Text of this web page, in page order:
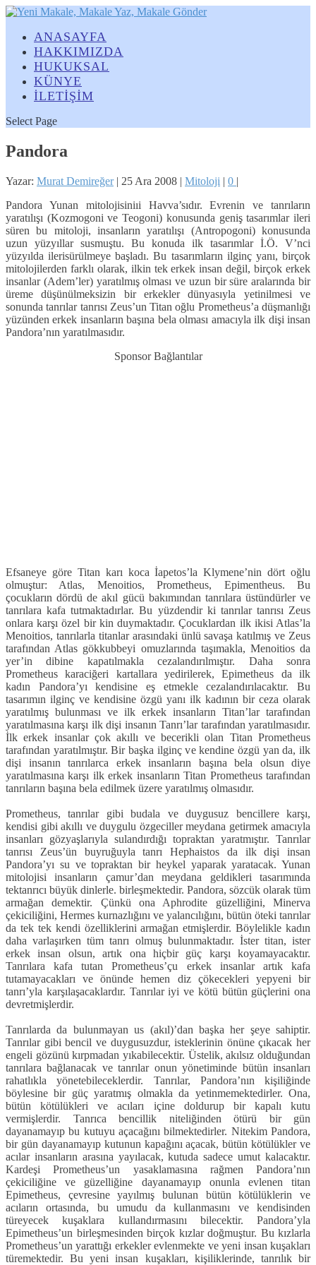
ANASAYFA
HAKKIMIZDA
HUKUKSAL
KÜNYE
İLETİŞİM
Select Page
Pandora
Yazar: Murat Demireğer| 25 Ara 2008 | Mitoloji | 0 |
Pandora Yunan mitolojisiniıi Havva’sıdır. Evrenin ve tanrıların
yaratılışı (Kozmogoni ve Teogoni) konusunda geniş tasarımlar ileri
süren bu mitoloji, insanların yaratılışı (Antropogoni) konusunda
uzun yüzyıllar susmuştu. Bu konuda ilk tasarımlar İ.Ö. V’nci
yüzyılda ilerisürülmeye başladı. Bu tasarımların ilginç yanı, birçok
mitolojilerden farklı olarak, ilkin tek erkek insan değil, birçok erkek
insanlar (Adem’ler) yaratılmış olması ve uzun bir süre aralarında bir
üreme düşünülmeksizin bir erkekler dünyasıyla yetinilmesi ve
sonunda tanrılar tanrısı Zeus’un Titan oğlu Prometheus’a düşmanlığı
yüzünden erkek insanların başına bela olması amacıyla ilk dişi insan
Pandora’nın yaratılmasıdır.
Sponsor Bağlantılar
Efsaneye göre Titan karı koca İapetos’la Klymene’nin dört oğlu
olmuştur: Atlas, Menoitios, Prometheus, Epimentheus. Bu
çocukların dördü de akıl gücü bakımından tanrılara üstündürler ve
tanrılara kafa tutmaktadırlar. Bu yüzdendir ki tanrılar tanrısı Zeus
onlara karşı özel bir kin duymaktadır. Çocuklardan ilk ikisi Atlas’la
Menoitios, tanrılarla titanlar arasındaki ünlü savaşa katılmış ve Zeus
tarafından Atlas gökkubbeyi omuzlarında taşımakla, Menoitios da
yer’in dibine kapatılmakla cezalandırılmıştır. Daha sonra
Prometheus karaciğeri kartallara yedirilerek, Epimetheus da ilk
kadın Pandora’yı kendisine eş etmekle cezalandırılacaktır. Bu
tasarımın ilginç ve kendisine özgü yanı ilk kadının bir ceza olarak
yaratılmış bulunması ve ilk erkek insanların Titan’lar tarafından
yaratılmasına karşı ilk dişi insanın Tanrı’lar tarafından yaratılmasıdır.
İlk erkek insanlar çok akıllı ve becerikli olan Titan Prometheus
tarafından yaratılmıştır. Bir başka ilginç ve kendine özgü yan da, ilk
dişi insanın tanrılarca erkek insanların başına bela olsun diye
yaratılmasına karşı ilk erkek insanların Titan Prometheus tarafından
tanrıların başına bela edilmek üzere yaratılmış olmasıdır.
Prometheus, tanrılar gibi budala ve duygusuz bencillere karşı,
kendisi gibi akıllı ve duygulu özgeciller meydana getirmek amacıyla
insanları gözyaşlarıyla sulandırdığı topraktan yaratmıştır. Tanrılar
tanrısı Zeus’ün buyruğuyla tanrı Hephaistos da ilk dişi insan
Pandora’yı su ve topraktan bir heykel yaparak yaratacak. Yunan
mitolojisi insanların çamur’dan meydana geldikleri tasarımında
tektanrıcı büyük dinlerle. birleşmektedir. Pandora, sözcük olarak tüm
armağan demektir. Çünkü ona Aphrodite güzelliğini, Minerva
çekiciliğini, Hermes kurnazlığını ve yalancılığını, bütün öteki tanrılar
da tek tek kendi özelliklerini armağan etmişlerdir. Böylelikle kadın
daha varlaşırken tüm tanrı olmuş bulunmaktadır. İster titan, ister
erkek insan olsun, artık ona hiçbir güç karşı koyamayacaktır.
Tanrılara kafa tutan Prometheus’çu erkek insanlar artık kafa
tutamayacakları ve önünde hemen diz çökecekleri yepyeni bir
tanrı’yla karşılaşacaklardır. Tanrılar iyi ve kötü bütün güçlerini ona
devretmişlerdir.
Tanrılarda da bulunmayan us (akıl)’dan başka her şeye sahiptir.
Tanrılar gibi bencil ve duygusuzdur, isteklerinin önüne çıkacak her
engeli gözünü kırpmadan yıkabilecektir. Üstelik, akılsız olduğundan
tanrılara bağlanacak ve tanrılar onun yönetiminde bütün insanları
rahatlıkla yönetebileceklerdir. Tanrılar, Pandora’nın kişiliğinde
böylesine bir güç yaratmış olmakla da yetinmemektedirler. Ona,
bütün kötülükleri ve acıları içine doldurup bir kapalı kutu
vermişlerdir. Tanrıca bencillik niteliğinden ötürü bir gün
dayanamayıp bu kutuyu açacağını bilmektedirler. Nitekim Pandora,
bir gün dayanamayıp kutunun kapağını açacak, bütün kötülükler ve
acılar insanların arasına yayılacak, kutuda sadece umut kalacaktır.
Kardeşi Prometheus’un yasaklamasına rağmen Pandora’nın
çekiciliğine ve güzelliğine dayanamayıp onunla evlenen titan
Epimetheus, çevresine yayılmış bulunan bütün kötülüklerin ve
acıların ortasında, bu umudu da kullanmasını ve kendisinden
türeyecek kuşaklara kullandırmasını bilecektir. Pandora’yla
Epimetheus’un birleşmesinden birçok kızlar doğmuştur. Bu kızlarla
Prometheus’un yarattığı erkekler evlenmekte ve yeni insan kuşakları
türemektedir. Bu yeni insan kuşakları, kişiliklerinde, tanrılık bir